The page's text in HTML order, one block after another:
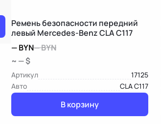
Ремень безопасности передний
левый Mercedes-Benz CLA C117
—BYN—BYN
~ — $
Артикул
17125
Авто
CLA C117
В корзину